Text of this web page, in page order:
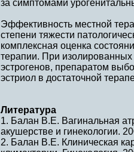
за симптомами
Эффективность местной
степени тяжести
комплексная оценка
терапии. При
эстрогенов, препаратом
эстриол в достаточной
Литература
1. Балан В.Е. Вагинальная
акушерстве и гинекологии.
2. Балан В.Е. Клиническая